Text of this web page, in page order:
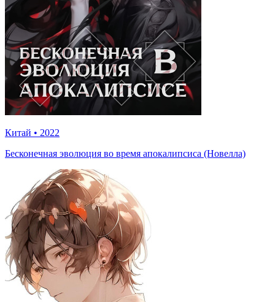
Китай • 2022
Бесконечная эволюция во время апокалипсиса (Новелла)